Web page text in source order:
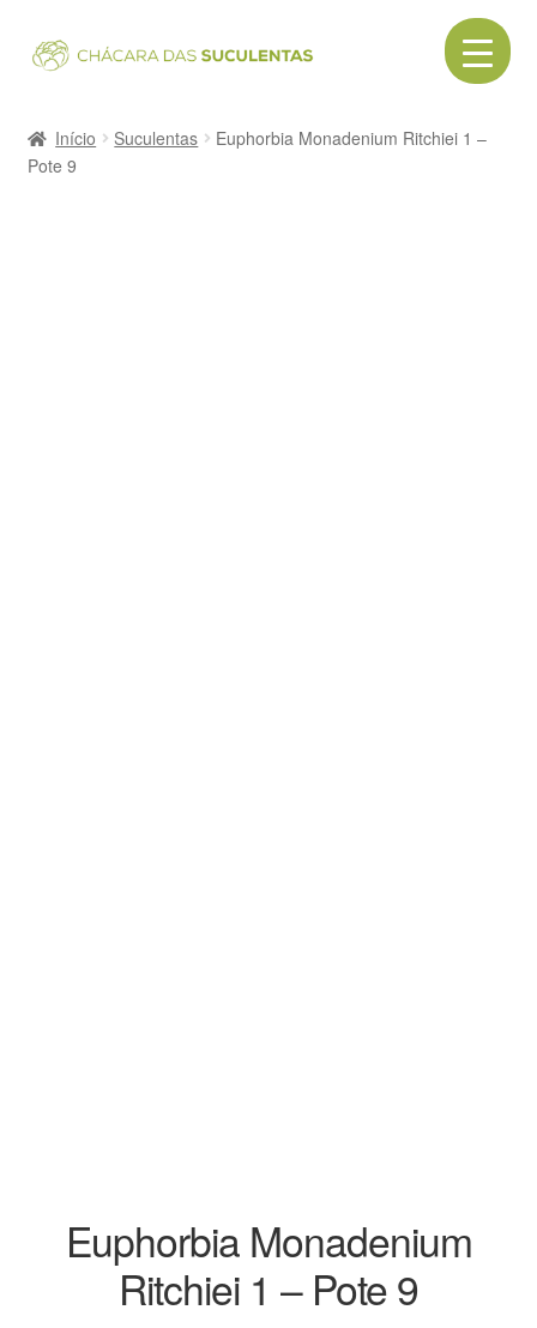
Pular
para
Pular
para
conteúdo
Acessórios
Início Suculentas
Euphorbia Monadenium Ritchiei 1 –
Pote 9
Euphorbia Monadenium
Ritchiei 1 – Pote 9